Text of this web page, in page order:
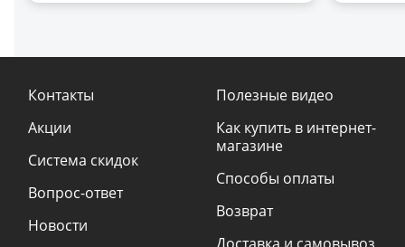
Контакты
Акции
Система скидок
Вопрос-ответ
Новости
Полезные видео
Как купить в интернет-
магазине
Способы оплаты
Возврат